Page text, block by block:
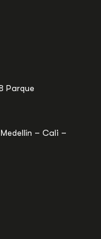
Parque
– Cali –